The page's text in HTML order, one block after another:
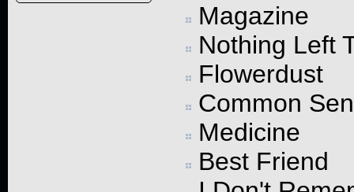
Magazine
Nothing Left
Flowerdust
Common
Medicine
Best Friend